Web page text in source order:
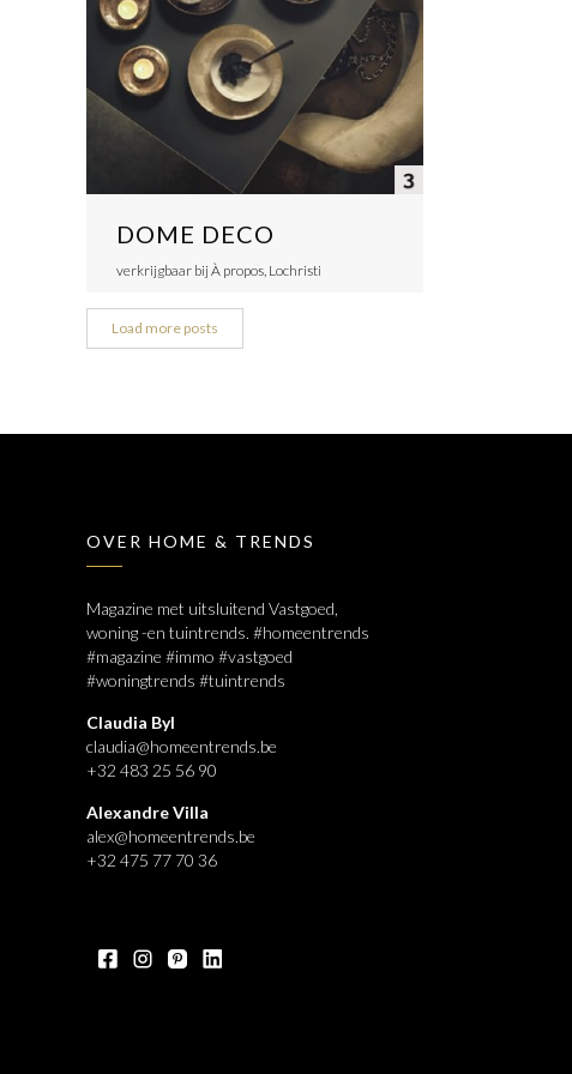
DOME DECO
verkrijgbaar bij À propos, Lochristi
Load more posts
OVER HOME & TRENDS
Magazine met uitsluitend Vastgoed,
woning -en tuintrends. #homeentrends
#magazine #immo #vastgoed
#woningtrends #tuintrends
Claudia Byl
claudia@homeentrends.be
+32 483 25 56 90
Alexandre Villa
alex@homeentrends.be
+32 475 77 70 36